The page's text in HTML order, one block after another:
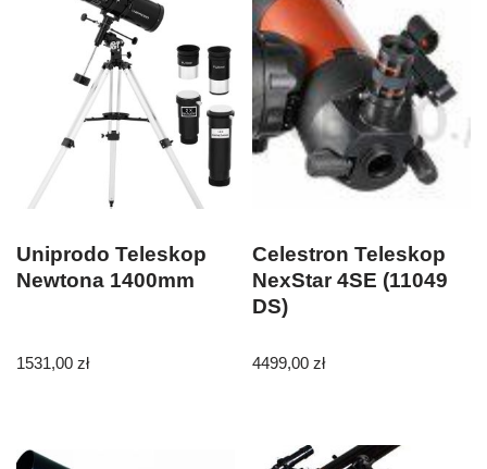
Uniprodo Teleskop
Newtona 1400mm
1531,00 zł
Celestron Teleskop
NexStar 4SE (11049
DS)
4499,00zł